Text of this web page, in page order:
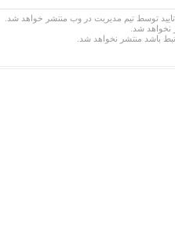
توسط تیم مدیریت در وب منتشر خواهد شد.
نخواهد شد.
باشد منتشر نخواهد شد.